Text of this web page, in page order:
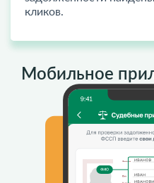
кликов.
Мобильное